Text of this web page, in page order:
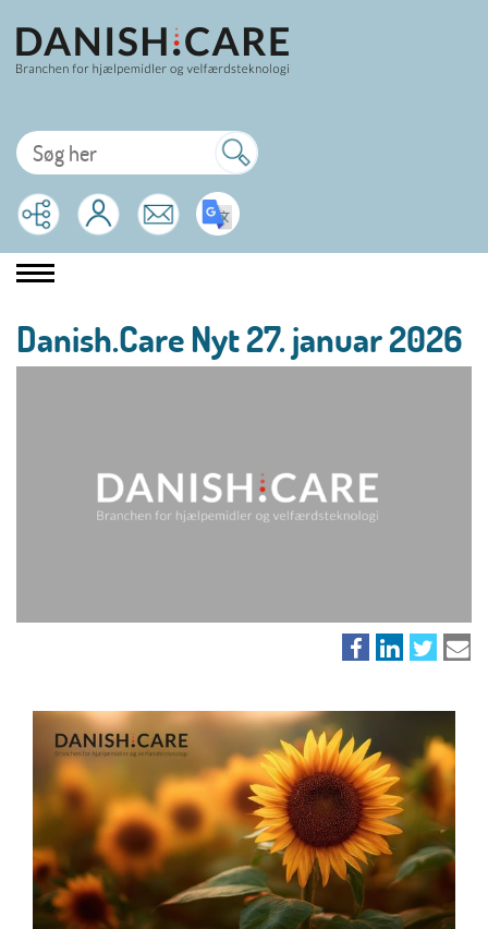
Danish.Care Nyt 27. januar 2026